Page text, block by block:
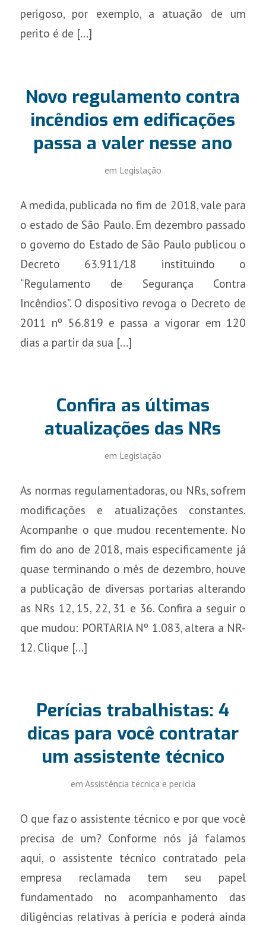
perigoso, por exemplo, a atuação de um
perito é de […]
Novo regulamento contra
incêndios em edificações
passa a valer nesse ano
em Legislação
A medida, publicada no fim de 2018, vale para
o estado de São Paulo. Em dezembro passado
o governo do Estado de São Paulo publicou o
Decreto 63.911/18 instituindo o
“Regulamento de Segurança Contra
Incêndios”. O dispositivo revoga o Decreto de
2011 nº 56.819 e passa a vigorar em 120
dias a partir da sua […]
Confira as últimas
atualizações das NRs
em Legislação
As normas regulamentadoras, ou NRs, sofrem
modificações e atualizações constantes.
Acompanhe o que mudou recentemente. No
fim do ano de 2018, mais especificamente já
quase terminando o mês de dezembro, houve
a publicação de diversas portarias alterando
as NRs 12, 15, 22, 31 e 36. Confira a seguir o
que mudou: PORTARIA Nº 1.083, altera a NR-
12. Clique […]
Perícias trabalhistas: 4
dicas para você contratar
um assistente técnico
em Assistência técnica e perícia
O que faz o assistente técnico e por que você
precisa de um? Conforme nós já falamos
aqui, o assistente técnico contratado pela
empresa reclamada tem seu papel
fundamentado no acompanhamento das
diligências relativas à perícia e poderá ainda